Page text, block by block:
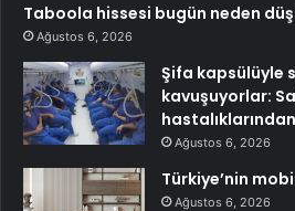
Taboola hissesi bugün neden
Ağustos 6, 2026
Şifa kapsülüyle
kavuşuyorlar:
Ağustos 6, 2026
Türkiye’nin
Ağustos 6, 2026